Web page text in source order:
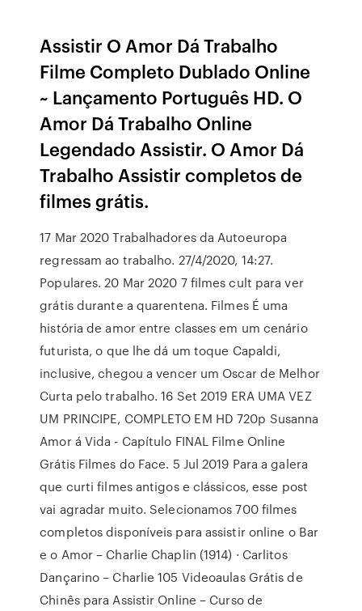
Assistir O Amor Dá Trabalho
Filme Completo Dublado Online
~ Lançamento Português HD. O
Amor Dá Trabalho Online
Legendado Assistir. O Amor Dá
Trabalho Assistir completos de
filmes grátis.
17 Mar 2020 Trabalhadores da Autoeuropa
regressam ao trabalho. 27/4/2020, 14:27.
Populares. 20 Mar 2020 7 filmes cult para ver
grátis durante a quarentena. Filmes É uma
história de amor entre classes em um cenário
futurista, o que lhe dá um toque Capaldi,
inclusive, chegou a vencer um Oscar de Melhor
Curta pelo trabalho. 16 Set 2019 ERA UMA VEZ
UM PRINCIPE, COMPLETO EM HD 720p Susanna
Amor á Vida - Capítulo FINAL Filme Online
Grátis Filmes do Face. 5 Jul 2019 Para a galera
que curti filmes antigos e clássicos, esse post
vai agradar muito. Selecionamos 700 filmes
completos disponíveis para assistir online o Bar
e o Amor – Charlie Chaplin (1914) · Carlitos
Dançarino – Charlie 105 Videoaulas Grátis de
Chinês para Assistir Online – Curso de